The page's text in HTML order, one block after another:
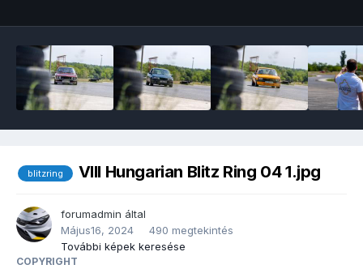
blitzring VIII Hungarian Blitz Ring 04 1.jpg
forumadmin által
Május16, 2024
490 megtekintés
További képek keresése
COPYRIGHT